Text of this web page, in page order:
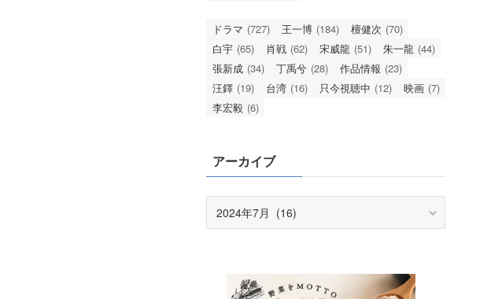
ドラマ (727) 王一博 (184) 檀健次 (70)
白宇 (65) 肖戦 (62) 宋威龍 (51) 朱一龍 (44)
張新成 (34) 丁禹兮 (28) 作品情報 (23)
汪鐸 (19) 台湾 (16) 只今視聴中 (12) 映画 (7)
李宏毅 (6)
アーカイブ